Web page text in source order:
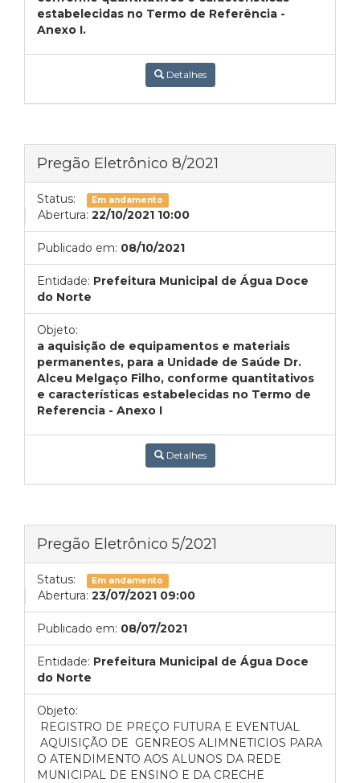
estabelecidas no Termo de Referência -
Anexo I.
Detalhes
Pregão Eletrônico 8/2021
Status: Em andamento
Abertura: 22/10/2021 10:00
Publicado em: 08/10/2021
Entidade: Prefeitura Municipal de Água Doce
do Norte
Objeto:
a aquisição de equipamentos e materiais
permanentes, para a Unidade de Saúde Dr.
Alceu Melgaço Filho, conforme quantitativos
e características estabelecidas no Termo de
Referencia - Anexo I
Detalhes
Pregão Eletrônico 5/2021
Status: Em andamento
Abertura: 23/07/2021 09:00
Publicado em: 08/07/2021
Entidade: Prefeitura Municipal de Água Doce
do Norte
Objeto:
REGISTRO DE PREÇO FUTURA E EVENTUAL
AQUISIÇÃO DE GENREOS ALIMNETICIOS PARA
O ATENDIMENTO AOS ALUNOS DA REDE
MUNICIPAL DE ENSINO E DA CRECHE